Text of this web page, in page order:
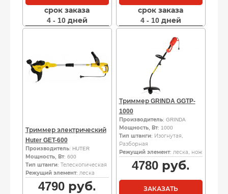
срок заказа
4 - 10 дней
срок заказа
4 - 10 дней
Триммер электрический
Huter GET-600
Производитель: HUTER
Мощность, Вт: 600
Тип штанги: Телескопическая
Режущий элемент: леска
4790руб.
Триммер GRINDA GGTP-
1000
Производитель: GRINDA
Мощность, Вт: 1000
Тип штанги: Изогнутая,
Разборная
Режущий элемент: леска, нож
4780руб.
ЗАКАЗАТЬ